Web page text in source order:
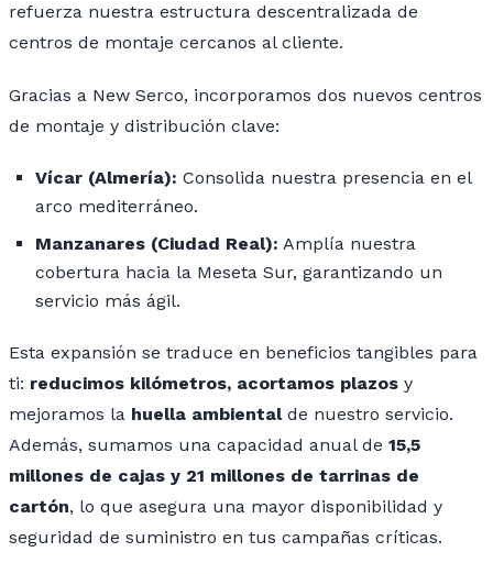
refuerza nuestra estructura descentralizada de
centros de montaje cercanos al cliente.
Gracias a New Serco, incorporamos dos nuevos centros
de montaje y distribución clave:
Vícar (Almería): Consolida nuestra presencia en el
arco mediterráneo.
Manzanares (Ciudad Real): Amplía nuestra
cobertura hacia la Meseta Sur, garantizando un
servicio más ágil.
Esta expansión se traduce en beneficios tangibles para
ti: reducimos kilómetros, acortamos plazos y
mejoramos la huella ambientalde nuestro servicio.
Además, sumamos una capacidad anual de 15,5
millones de cajas y 21 millones de tarrinas de
cartón, lo que asegura una mayor disponibilidad y
seguridad de suministro en tus campañas críticas.